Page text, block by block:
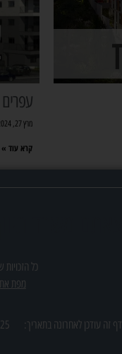
עפרים
מרץ 27, 2024
קרא עוד »
כל
מפת
דף זה עודכן לאחרונה בתאריך: